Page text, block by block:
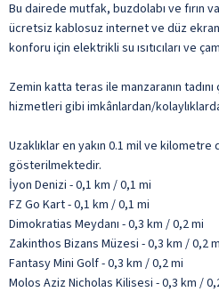
Bu dairede mutfak, buzdolabı ve fırın
ücretsiz kablosuz internet ve düz
konforu için elektrikli su ısıtıcıları ve
Zemin katta teras ile manzaranın tadını
hizmetleri gibi imkânlardan/
Uzaklıklar en yakın 0.1 mil ve
gösterilmektedir.
İyon Denizi - 0,1 km / 0,1 mi
FZ Go Kart - 0,1 km / 0,1 mi
Dimokratias Meydanı - 0,3 km / 0,2 mi
Zakinthos Bizans Müzesi - 0,3 km / 0,2
Fantasy Mini Golf - 0,3 km / 0,2 mi
Molos Aziz Nicholas Kilisesi - 0,3 km /